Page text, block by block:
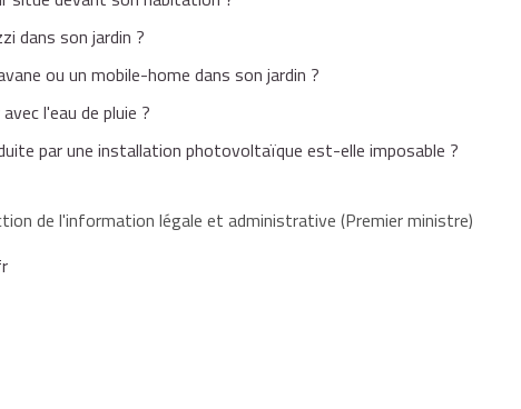
dans son jardin ?
ou un mobile-home dans son jardin ?
l'eau de pluie ?
par une installation photovoltaïque est-elle imposable ?
de l'information légale et administrative (Premier ministre)